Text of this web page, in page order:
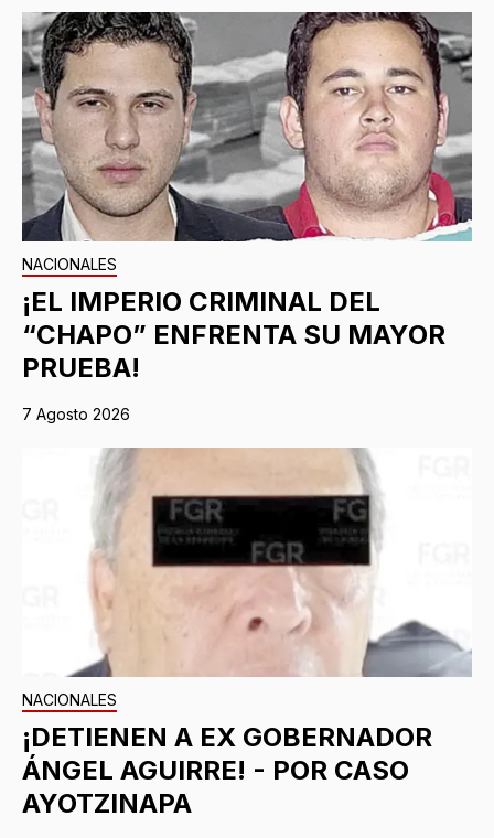
NACIONALES
¡EL IMPERIO CRIMINAL DEL
“CHAPO” ENFRENTA SU MAYOR
PRUEBA!
7 Agosto 2026
NACIONALES
¡DETIENEN A EX GOBERNADOR
ÁNGEL AGUIRRE! - POR CASO
AYOTZINAPA